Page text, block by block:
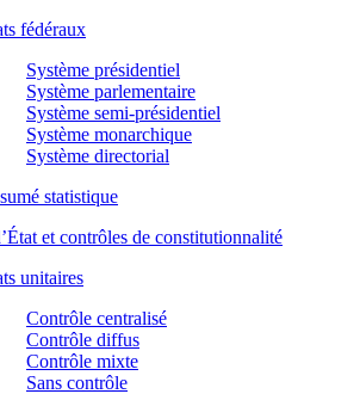
fédéraux
Système présidentiel
Système parlementaire
Système semi-présidentiel
Système monarchique
Système directorial
statistique
et contrôles de constitutionnalité
unitaires
Contrôle centralisé
Contrôle diffus
Contrôle mixte
Sans contrôle